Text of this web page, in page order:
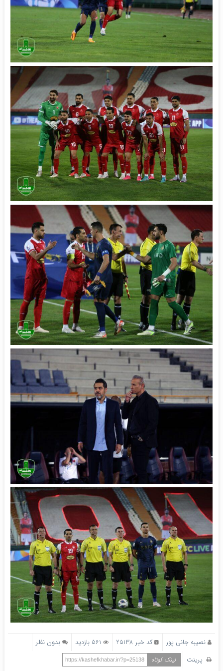
نصیبه جانی پور کد خبر 25138 561 بازدید
بدون نظر
پرینت
لینک کوتاه https://kashefkhabar.ir/?p=25138